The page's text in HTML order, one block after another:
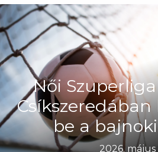
Női
be a
2026. május